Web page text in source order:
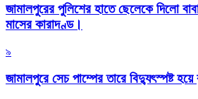
জামালপুরের পুলিশের হাতে ছেলেকে দিলো
মাসের কারাদণ্ড।
৯
জামালপুরে সেচ পাম্পের তারে বিদ্যুৎস্পষ্ট